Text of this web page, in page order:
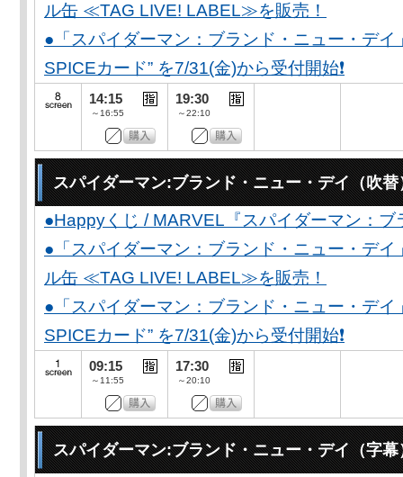
ル缶 ≪TAG LIVE! LABEL≫を販売！
●「スパイダーマン：ブランド・ニュー・デ
SPICEカード” を7/31(金)から受付開始❗️
14:15
～16:55
19:30
～22:10
スパイダーマン:ブランド・ニュー・デイ（吹替
●Happyくじ / MARVEL『スパイダーマン：
●「スパイダーマン：ブランド・ニュー・デ
ル缶 ≪TAG LIVE! LABEL≫を販売！
●「スパイダーマン：ブランド・ニュー・デ
SPICEカード” を7/31(金)から受付開始❗️
09:15
～11:55
17:30
～20:10
スパイダーマン:ブランド・ニュー・デイ（字幕